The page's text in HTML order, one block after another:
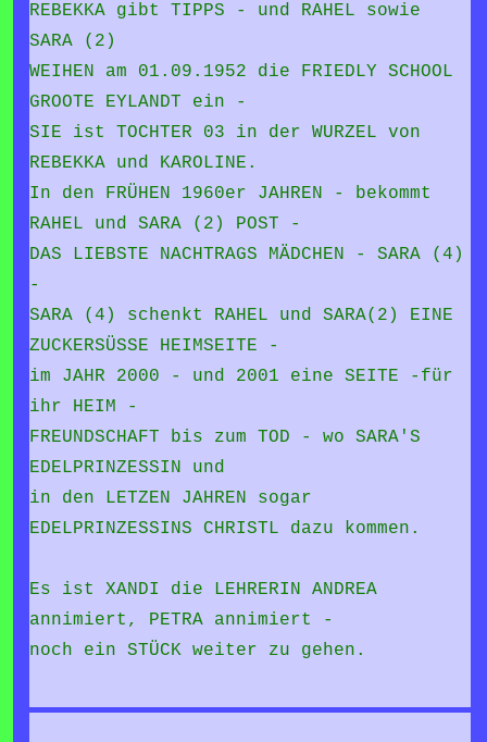
REBEKKA gibt TIPPS - und RAHEL sowie
SARA (2)
WEIHEN am 01.09.1952 die FRIEDLY SCHOOL
GROOTE EYLANDT ein -
SIE ist TOCHTER 03 in der WURZEL von
REBEKKA und KAROLINE.
In den FRÜHEN 1960er JAHREN - bekommt
RAHEL und SARA (2) POST -
DAS LIEBSTE NACHTRAGS MÄDCHEN - SARA (4)
-
SARA (4) schenkt RAHEL und SARA(2) EINE
ZUCKERSÜSSE HEIMSEITE -
im JAHR 2000 - und 2001 eine SEITE -für
ihr HEIM -
FREUNDSCHAFT bis zum TOD - wo SARA'S
EDELPRINZESSIN und
in den LETZEN JAHREN sogar
EDELPRINZESSINS CHRISTL dazu kommen.
Es ist XANDI die LEHRERIN ANDREA
annimiert, PETRA annimiert -
noch ein STÜCK weiter zu gehen.